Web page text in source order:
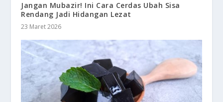
Jangan Mubazir! Ini Cara Cerdas Ubah Sisa
Rendang Jadi Hidangan Lezat
23 Maret 2026